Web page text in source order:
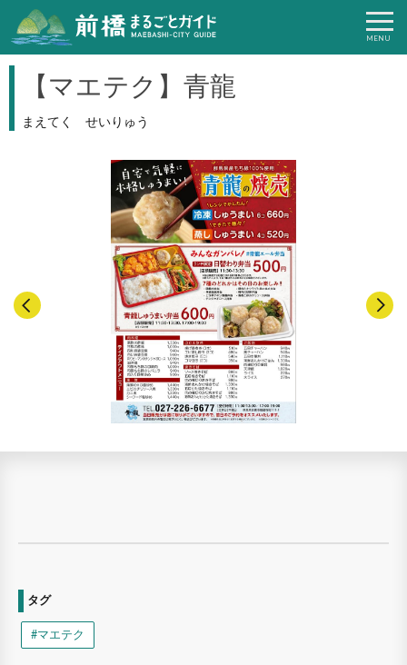
【マエテク】青龍
まえてく せいりゅう
タグ
#マエテク